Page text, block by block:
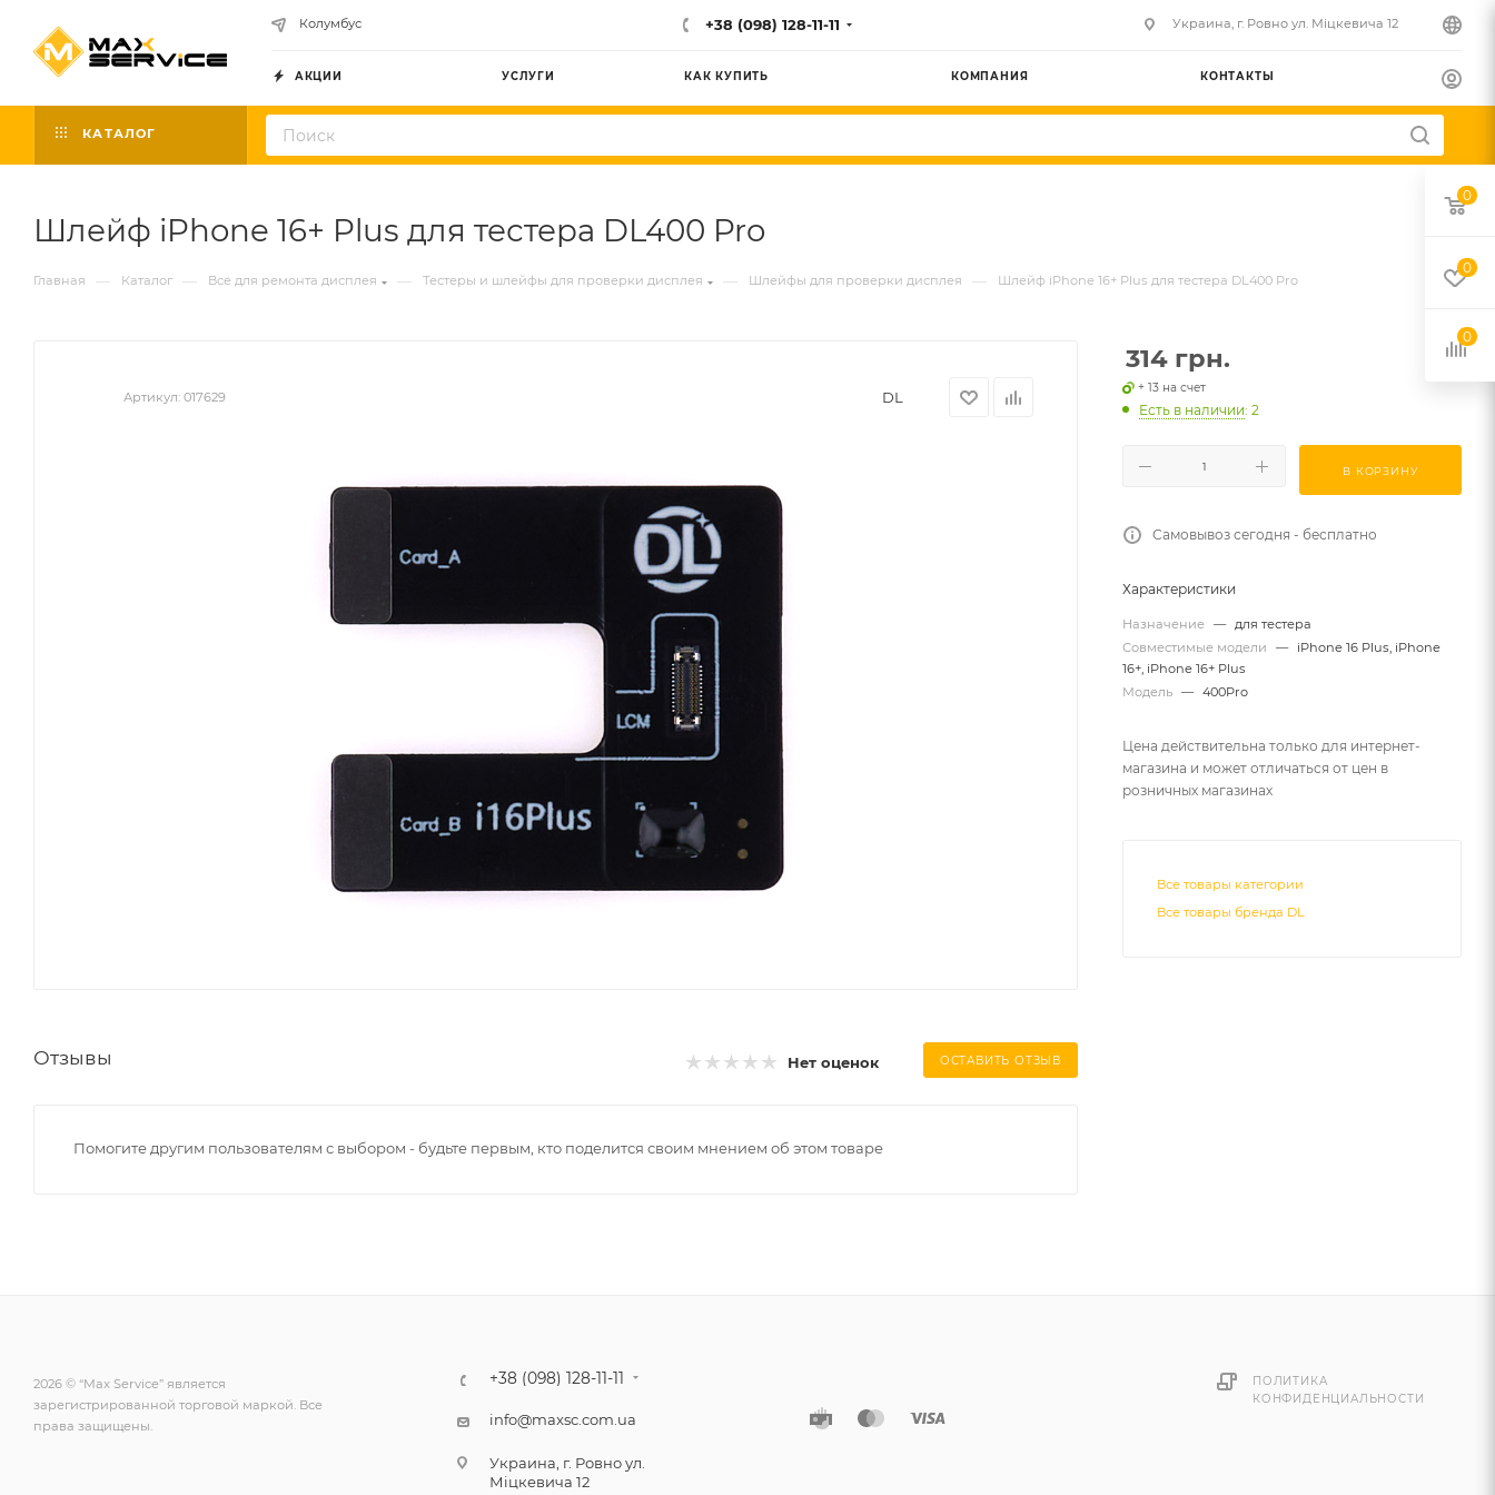
Колумбус +38 (098) 128-11-11 Украина, г. Ровно ул. Міцкевича 12
АКЦИИ УСЛУГИ КАК КУПИТЬ КОМПАНИЯ КОНТАКТЫ
КАТАЛОГ
Шлейф iPhone 16+ Plus для тестера DL400 Pro
Главная — Каталог — Все для ремонта дисплея — Тестеры и шлейфы для проверки дисплея — Шлейфы для проверки дисплея — Шлейф iPhone 16+ Plus для тестера DL400 Pro
Артикул: 017629 DL
Отзывы Нет оценок ОСТАВИТЬ ОТЗЫВ
Помогите другим пользователям с выбором - будьте первым, кто поделится своим мнением об этом товаре
314 грн.
+ 13 на счет
Есть в наличии: 2
В КОРЗИНУ
Самовывоз сегодня - бесплатно
Характеристики
Назначение — для тестера
Совместимые модели
—
iPhone 16 Plus, iPhone
16+, iPhone 16+ Plus
Модель — 400Pro
Цена действительна только для интернет-
магазина и может отличаться от цен в
розничных магазинах
Все товары категории
Все товары бренда DL
2026 © “Max Service” является
зарегистрированной торговой маркой. Все
права защищены.
+38 (098) 128-11-11
info@maxsc.com.ua
Украина, г. Ровно ул.
Міцкевича 12
ПОЛИТИКА
КОНФИДЕНЦИАЛЬНОСТИ
0
0
0